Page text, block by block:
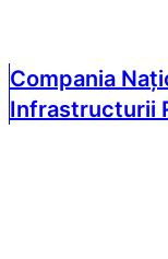
Compania
Infrastructurii